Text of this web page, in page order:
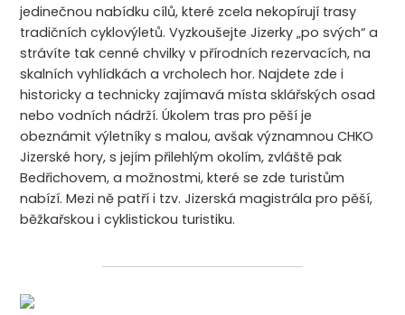
jedinečnou nabídku cílů, které zcela nekopírují trasy
tradičních cyklovýletů. Vyzkoušejte Jizerky „po svých“ a
strávíte tak cenné chvilky v přírodních rezervacích, na
skalních vyhlídkách a vrcholech hor. Najdete zde i
historicky a technicky zajímavá místa sklářských osad
nebo vodních nádrží. Úkolem tras pro pěší je
obeznámit výletníky s malou, avšak významnou CHKO
Jizerské hory, s jejím přilehlým okolím, zvláště pak
Bedřichovem, a možnostmi, které se zde turistům
nabízí. Mezi ně patří i tzv. Jizerská magistrála pro pěší,
běžkařskou i cyklistickou turistiku.